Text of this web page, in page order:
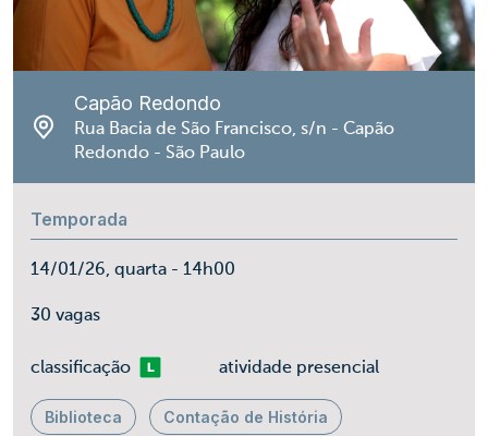
Capão Redondo
Rua Bacia de São Francisco, s/n - Capão
Redondo - São Paulo
Temporada
14/01/26, quarta - 14h00
30 vagas
classificaçãoLivre atividade presencial
Biblioteca Contação de História